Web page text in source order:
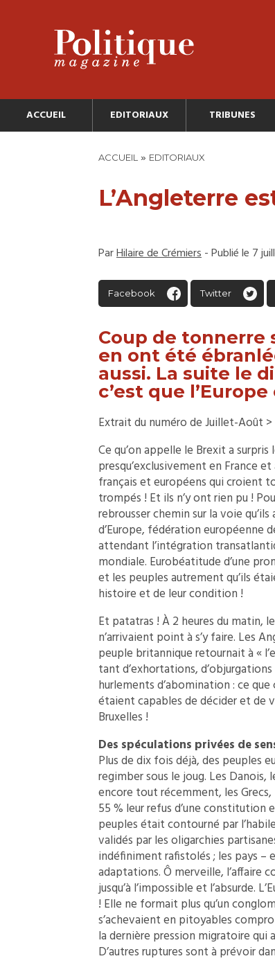
ACCUEIL EDITORIAUX TRIBUNES
ACCUEIL » EDITORIAUX
L’Angleterre
ParHilaire de Crémiers- Publié le 7
Facebook Twitter
Coup de tonnerre
en ont été
aussi. La suite le
c’est que
Extrait du numéro de Juillet-Août
Ce qu’on appelle le Brexit a
presqu’exclusivement en France
français et européens qui croient
trompés ! Et ils n’y ont rien pu !
rebrousser chemin sur la voie
d’Europe, fédération européenne
attendant l’intégration
mondiale. Eurobéatitude d’une
et les peuples autrement qu’ils
histoire et de leur condition !
Et patatras ! À 2 heures du matin,
n’arrivaient point à s’y faire. Les
peuple britannique retournait à «
tant d’exhortations,
hurlements d’abomination : ce que
étaient capables de décider et de
Bruxelles !
Des spéculations privées de
Plus de dix fois déjà, des peuples
regimber sous le joug. Les Danois,
encore tout récemment, les
55 % leur refus d’une constitution
peuples était contourné par
validés par les oligarchies
indéfiniment rafistolés ; les pays
adaptations. Ô merveille, l’affaire
jusqu’à l’impossible et l’absurde.
! Elle ne formait plus qu’un
s’achevaient en pitoyables
la dernière pression migratoire qui
D’autres ruptures sont à prévoir